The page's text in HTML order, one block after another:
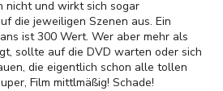
nicht und wirkt sich sogar
die jeweiligen Szenen aus. Ein
ist 300 Wert. Wer aber mehr als
sollte auf die DVD warten oder sich
die eigentlich schon alle tollen
Film mittlmäßig! Schade!